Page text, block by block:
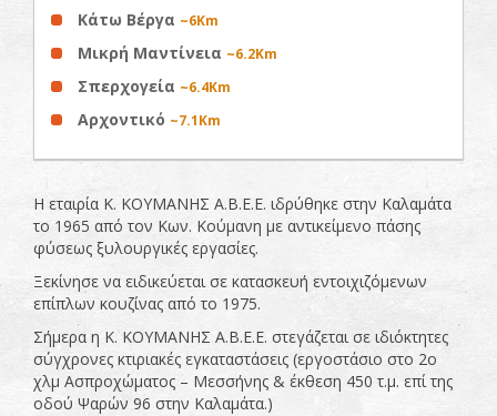
Κάτω Βέργα ~6Km
Μικρή Μαντίνεια ~6.2Km
Σπερχογεία ~6.4Km
Αρχοντικό ~7.1Km
Η εταιρία Κ. ΚΟΥΜΑΝΗΣ Α.Β.Ε.Ε. ιδρύθηκε στην Καλαμάτα
το 1965 από τον Κων. Κούμανη με αντικείμενο πάσης
φύσεως ξυλουργικές εργασίες.
Ξεκίνησε να ειδικεύεται σε κατασκευή εντοιχιζόμενων
επίπλων κουζίνας από το 1975.
Σήμερα η Κ. ΚΟΥΜΑΝΗΣ Α.Β.Ε.Ε. στεγάζεται σε ιδιόκτητες
σύγχρονες κτιριακές εγκαταστάσεις (εργοστάσιο στο 2ο
χλμ Ασπροχώματος – Μεσσήνης & έκθεση 450 τ.μ. επί της
οδού Ψαρών 96 στην Καλαμάτα.)